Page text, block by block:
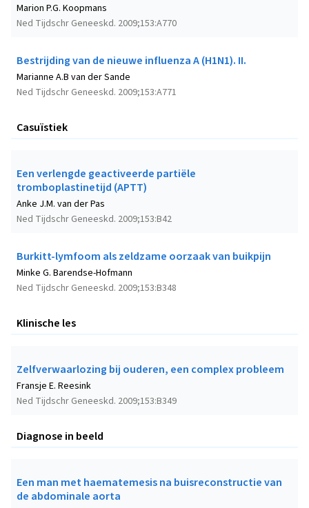
Ned Tijdschr Geneeskd. 2009;153:A770
Marion P.G. Koopmans
Bestrijding van de nieuwe influenza A (H1N1). II.
Ned Tijdschr Geneeskd. 2009;153:A771
Marianne A.B van der Sande
Casuïstiek
Een verlengde geactiveerde partiële
tromboplastinetijd (APTT)
Ned Tijdschr Geneeskd. 2009;153:B42
Anke J.M. van der Pas
Burkitt-lymfoom als zeldzame oorzaak van buikpijn
Ned Tijdschr Geneeskd. 2009;153:B348
Minke G. Barendse-Hofmann
Klinische les
Zelfverwaarlozing bij ouderen, een complex probleem
Ned Tijdschr Geneeskd. 2009;153:B349
Fransje E. Reesink
Diagnose in beeld
Een man met haematemesis na buisreconstructie van
de abdominale aorta